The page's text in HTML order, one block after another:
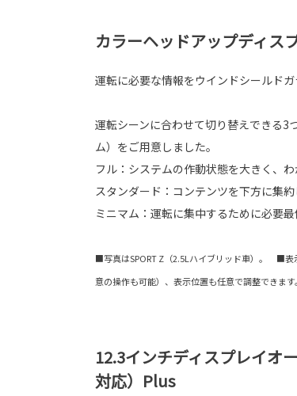
カラーヘッドアップディス
運転に必要な情報をウインドシールドガ
運転シーンに合わせて切り替えできる
ム）をご用意しました。
フル：システムの作動状態を大きく、
スタンダード：コンテンツを下方に集
ミニマム：運転に集中するために必要
■写真はSPORT Z（2.5Lハイブリッド車）。 ■表
意の操作も可能）、表示位置も任意で調整できます。
12.3インチディスプレイオ
対応）Plus